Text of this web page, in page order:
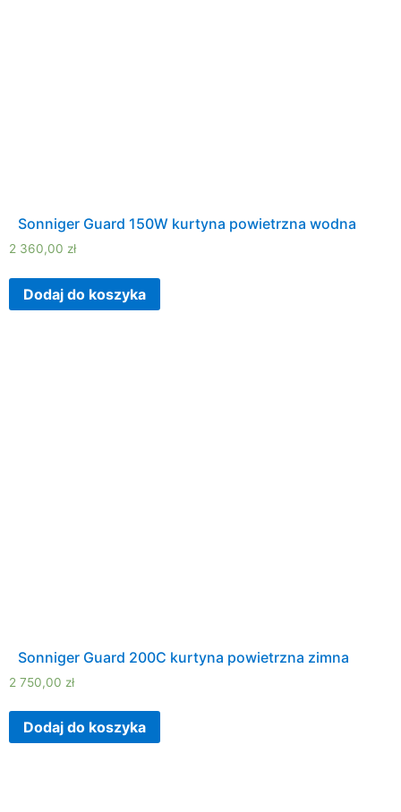
Sonniger Guard 150W kurtyna powietrzna wodna
2 360,00 zł
Dodaj do koszyka
Sonniger Guard 200C kurtyna powietrzna zimna
2 750,00 zł
Dodaj do koszyka